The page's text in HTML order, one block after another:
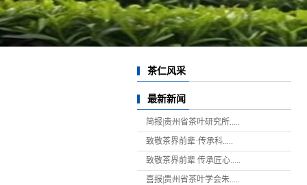
茶仁风采
最新新闻
简报|贵州省茶叶研究所.....
致敬茶界前辈·传承科.....
致敬茶界前辈 传承匠心.....
喜报|贵州省茶叶学会朱.....